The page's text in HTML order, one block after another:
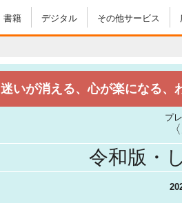
書籍 デジタル その他サービス
迷いが消える、心が楽になる、
プ
令和版・